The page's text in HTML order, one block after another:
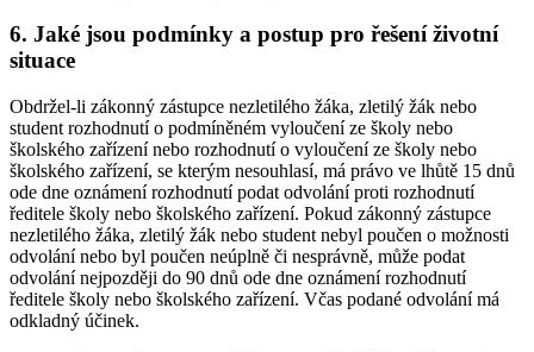
6. Jaké jsou podmínky a postup pro řešení životní
situace
Obdržel-li zákonný zástupce nezletilého žáka, zletilý žák nebo
student rozhodnutí o podmíněném vyloučení ze školy nebo
školského zařízení nebo rozhodnutí o vyloučení ze školy nebo
školského zařízení, se kterým nesouhlasí, má právo ve lhůtě 15 dnů
ode dne oznámení rozhodnutí podat odvolání proti rozhodnutí
ředitele školy nebo školského zařízení. Pokud zákonný zástupce
nezletilého žáka, zletilý žák nebo student nebyl poučen o možnosti
odvolání nebo byl poučen neúplně či nesprávně, může podat
odvolání nejpozději do 90 dnů ode dne oznámení rozhodnutí
ředitele školy nebo školského zařízení. Včas podané odvolání má
odkladný účinek.